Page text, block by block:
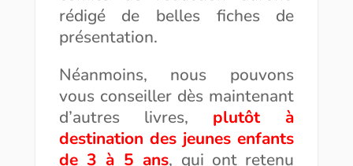
rédigé de belles fiches de
présentation.
Néanmoins, nous pouvons
vous conseiller dès maintenant
d’autres livres, plutôt à
destination des jeunes enfants
de 3 à 5 ans, qui ont retenu